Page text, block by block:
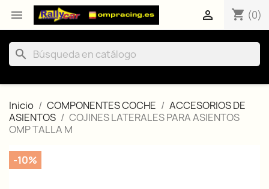
 shopping_cart (0)

search
Inicio COMPONENTES COCHE
ACCESORIOS DE
ASIENTOS
COJINES LATERALES PARA ASIENTOS
OMP TALLA M
-10%